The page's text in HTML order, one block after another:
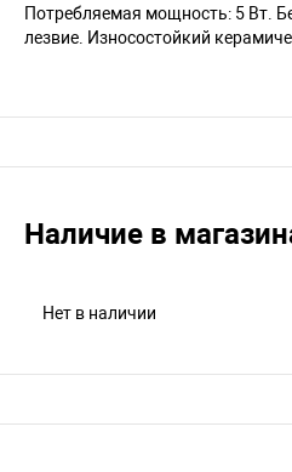
Потребляемая мощность: 5 Вт.
лезвие. Износостойкий
Наличие в
Нет в наличии